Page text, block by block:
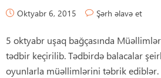
Oktyabr 6, 2015 Şərh əlavə et
5 oktyabr uşaq bağçasında
tədbir keçirilib. Tədbirdə balacalar
oyunlarla müəllimlərini təbrik ediblər.